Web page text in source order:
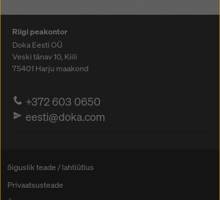
Riigi peakontor
Doka Eesti OÜ
Veski tänav 10, Kiili
75401 Harju maakond
+372 603 0650
eesti@doka.com
õiguslik teade / lahtiütlus
Privaatsusteade